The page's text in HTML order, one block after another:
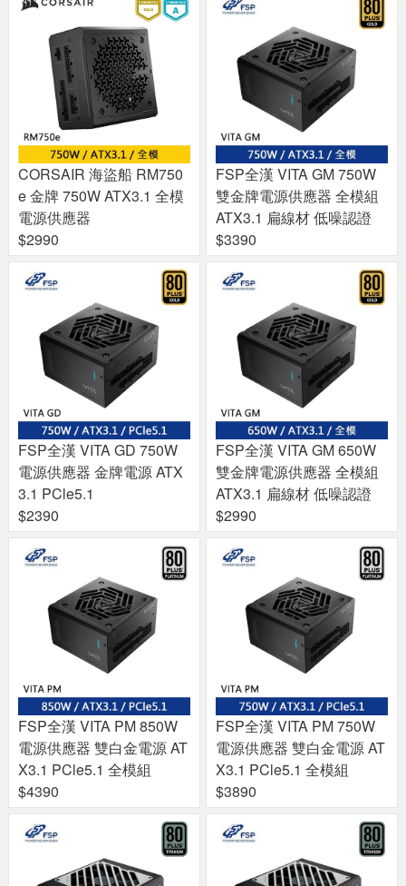
CORSAIR 海盜船 RM750
e 金牌 750W ATX3.1 全模
電源供應器
$2990
FSP全漢 VITA GM 750W
雙金牌電源供應器 全模組
ATX3.1 扁線材 低噪認證
$3390
FSP全漢 VITA GD 750W
電源供應器 金牌電源 ATX
3.1 PCle5.1
$2390
FSP全漢 VITA GM 650W
雙金牌電源供應器 全模組
ATX3.1 扁線材 低噪認證
$2990
FSP全漢 VITA PM 850W
電源供應器 雙白金電源 AT
X3.1 PCle5.1 全模組
$4390
FSP全漢 VITA PM 750W
電源供應器 雙白金電源 AT
X3.1 PCle5.1 全模組
$3890